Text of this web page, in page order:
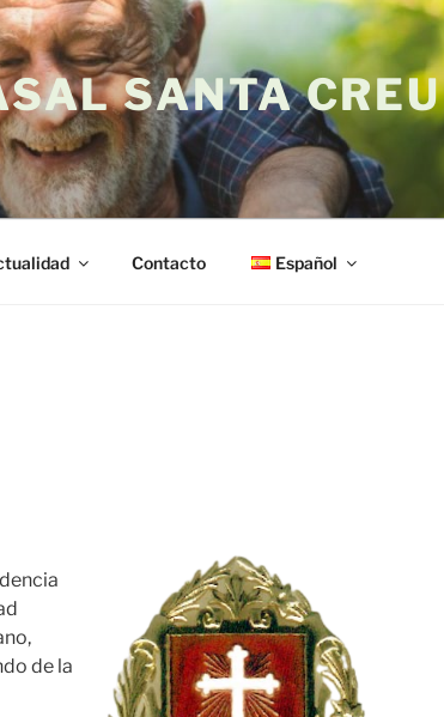
SANTA CREU
Contacto Español
de la